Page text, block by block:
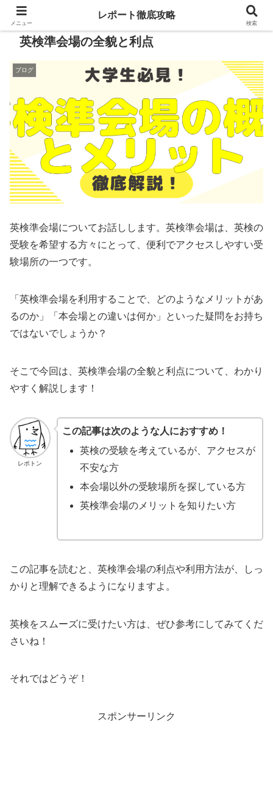
英検準会場の全貌と利点
ブログ
英検準会場についてお話しします。英検準会場は、英検の
受験を希望する方々にとって、便利でアクセスしやすい受
験場所の一つです。
「英検準会場を利用することで、どのようなメリットがあ
るのか」「本会場との違いは何か」といった疑問をお持ち
ではないでしょうか？
そこで今回は、英検準会場の全貌と利点について、わかり
やすく解説します！
レポトン
この記事は次のような人におすすめ！
英検の受験を考えているが、アクセスが
不安な方
本会場以外の受験場所を探している方
英検準会場のメリットを知りたい方
この記事を読むと、英検準会場の利点や利用方法が、しっ
かりと理解できるようになりますよ。
英検をスムーズに受けたい方は、ぜひ参考にしてみてくだ
さいね！
それではどうぞ！
スポンサーリンク
メニュー
レポート徹底攻略
検索